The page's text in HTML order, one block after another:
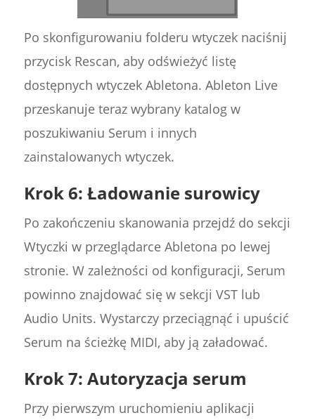
Po skonfigurowaniu folderu wtyczek naciśnij
przycisk Rescan, aby odświeżyć listę
dostępnych wtyczek Abletona. Ableton Live
przeskanuje teraz wybrany katalog w
poszukiwaniu Serum i innych
zainstalowanych wtyczek.
Krok 6: Ładowanie surowicy
Po zakończeniu skanowania przejdź do sekcji
Wtyczki w przeglądarce Abletona po lewej
stronie. W zależności od konfiguracji, Serum
powinno znajdować się w sekcji VST lub
Audio Units. Wystarczy przeciągnąć i upuścić
Serum na ścieżkę MIDI, aby ją załadować.
Krok 7: Autoryzacja serum
Przy pierwszym uruchomieniu aplikacji